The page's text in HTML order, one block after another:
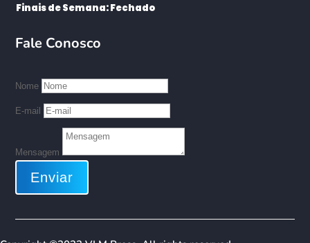
Finais de Semana: Fechado
Fale Conosco
Nome
E-mail
Mensagem
Enviar
We use cookies on our website to give you the most relevant
visits. By clicking “Accept All”, you consent to the use of ALL